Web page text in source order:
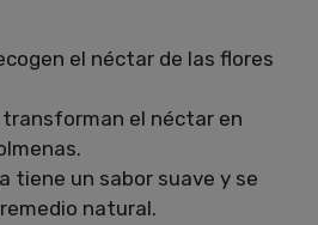
el néctar de las flores
transforman el néctar en
tiene un sabor suave y se
natural.